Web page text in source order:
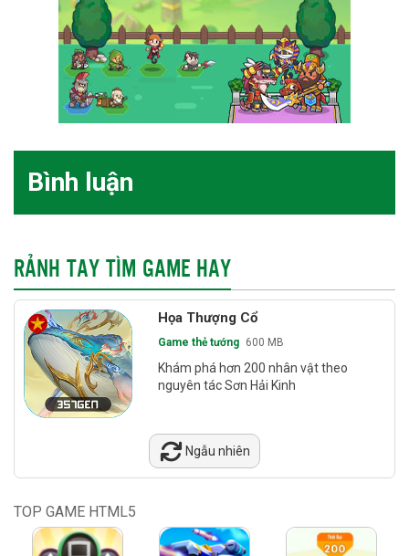
Bình luận
RẢNH TAY TÌM GAME HAY
Họa Thượng Cổ
Game thẻ tướng 600 MB
Khám phá hơn 200 nhân vật theo
nguyên tác Sơn Hải Kinh
Ngẫu nhiên
TOP GAME HTML5